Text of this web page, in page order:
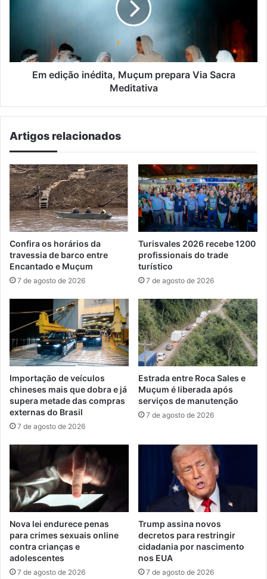
Meditativa
Em edição inédita, Muçum prepara Via Sacra
Meditativa
Artigos relacionados
Confira os horários da
travessia de barco entre
Encantado e Muçum
7 de agosto de 2026
Turisvales 2026 recebe 1200
profissionais do trade
turístico
7 de agosto de 2026
Importação de veículos
chineses mais que dobra e já
supera metade das compras
externas do Brasil
7 de agosto de 2026
Estrada entre Roca Sales e
Muçum é liberada após
serviços de manutenção
7 de agosto de 2026
Nova lei endurece penas
para crimes sexuais online
contra crianças e
adolescentes
7 de agosto de 2026
Trump assina novos
decretos para restringir
cidadania por nascimento
nos EUA
7 de agosto de 2026